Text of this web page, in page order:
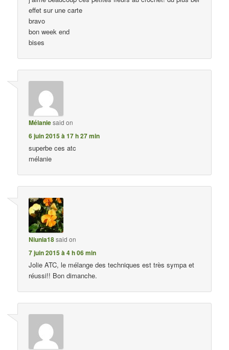
effet sur une carte
bravo
bon week end
bises
Mélaniesaid on
6 juin 2015 à 17 h 27 min
superbe ces atc
mélanie
Niunia18said on
7 juin 2015 à 4 h 06 min
Jolie ATC, le mélange des techniques est très sympa et
réussi!! Bon dimanche.